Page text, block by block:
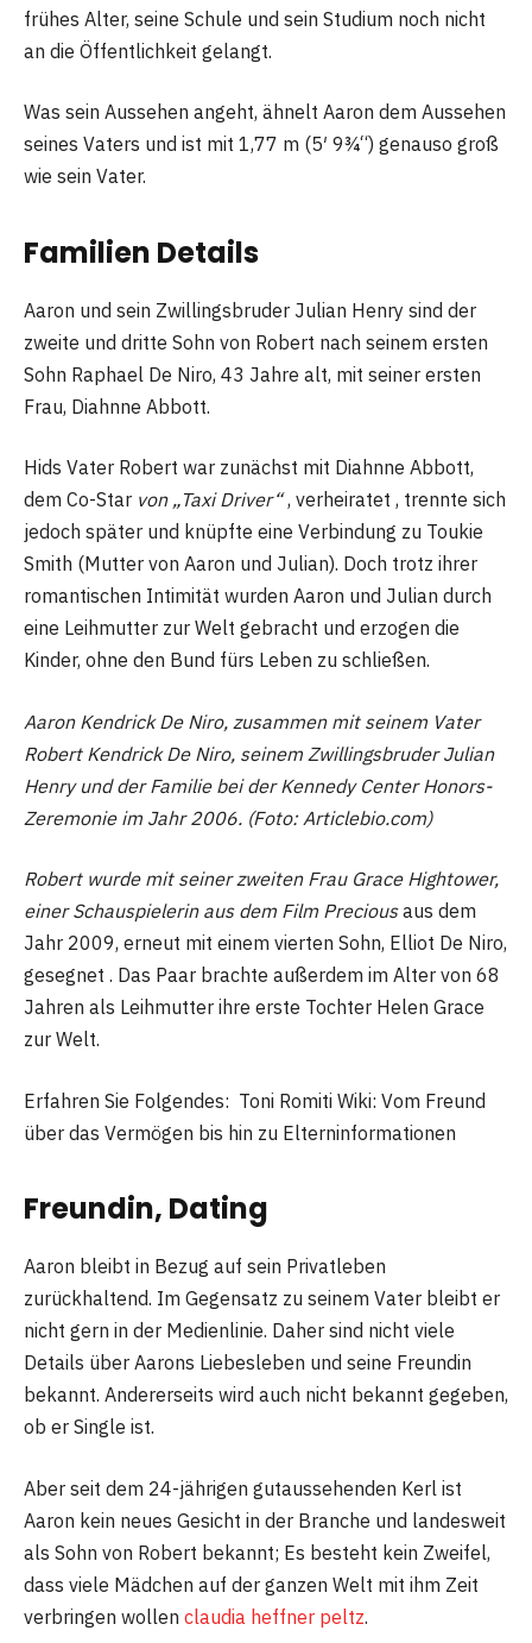
frühes Alter, seine Schule und sein Studium noch nicht
an die Öffentlichkeit gelangt.
Was sein Aussehen angeht, ähnelt Aaron dem Aussehen
seines Vaters und ist mit 1,77 m (5′ 9¾“) genauso groß
wie sein Vater.
Familien Details
Aaron und sein Zwillingsbruder Julian Henry sind der
zweite und dritte Sohn von Robert nach seinem ersten
Sohn Raphael De Niro, 43 Jahre alt, mit seiner ersten
Frau, Diahnne Abbott.
Hids Vater Robert war zunächst mit Diahnne Abbott,
dem Co-Star von „Taxi Driver“, verheiratet , trennte sich
jedoch später und knüpfte eine Verbindung zu Toukie
Smith (Mutter von Aaron und Julian). Doch trotz ihrer
romantischen Intimität wurden Aaron und Julian durch
eine Leihmutter zur Welt gebracht und erzogen die
Kinder, ohne den Bund fürs Leben zu schließen.
Aaron Kendrick De Niro, zusammen mit seinem Vater
Robert Kendrick De Niro, seinem Zwillingsbruder Julian
Henry und der Familie bei der Kennedy Center Honors-
Zeremonie im Jahr 2006. (Foto: Articlebio.com)
Robert wurde mit seiner zweiten Frau Grace Hightower,
einer Schauspielerin aus dem Film Preciousaus dem
Jahr 2009, erneut mit einem vierten Sohn, Elliot De Niro,
gesegnet . Das Paar brachte außerdem im Alter von 68
Jahren als Leihmutter ihre erste Tochter Helen Grace
zur Welt.
Erfahren Sie Folgendes: Toni Romiti Wiki: Vom Freund
über das Vermögen bis hin zu Elterninformationen
Freundin, Dating
Aaron bleibt in Bezug auf sein Privatleben
zurückhaltend. Im Gegensatz zu seinem Vater bleibt er
nicht gern in der Medienlinie. Daher sind nicht viele
Details über Aarons Liebesleben und seine Freundin
bekannt. Andererseits wird auch nicht bekannt gegeben,
ob er Single ist.
Aber seit dem 24-jährigen gutaussehenden Kerl ist
Aaron kein neues Gesicht in der Branche und landesweit
als Sohn von Robert bekannt; Es besteht kein Zweifel,
dass viele Mädchen auf der ganzen Welt mit ihm Zeit
verbringen wollen claudia heffner peltz.